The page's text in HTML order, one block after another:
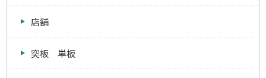
店舗
突板 単板